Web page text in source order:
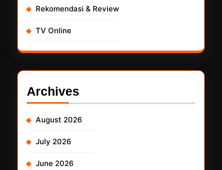
Rekomendasi & Review
TV Online
Archives
August 2026
July 2026
June 2026